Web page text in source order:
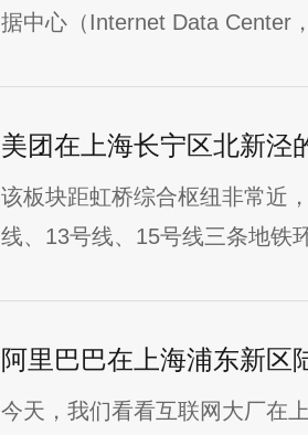
据中心（Internet Data Center
美团在上海长宁区北新泾
该板块距虹桥综合枢纽非常近
线、13号线、15号线三条地铁
阿里巴巴在上海浦东新区
今天，我们看看互联网大厂在